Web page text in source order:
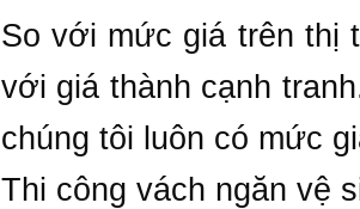
So với mức giá trên thị
với giá thành cạnh
chúng tôi luôn có mức
Thi công vách ngăn vệ